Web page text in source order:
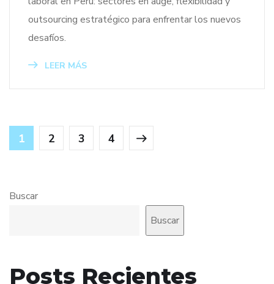
outsourcing estratégico para enfrentar los nuevos
desafíos.
LEER MÁS
1 2 3 4
Buscar
Buscar
Posts Recientes